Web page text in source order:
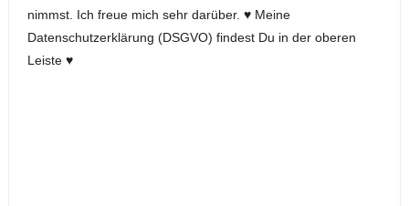
nimmst. Ich freue mich sehr darüber. ♥ Meine
Datenschutzerklärung (DSGVO) findest Du in der oberen
Leiste ♥